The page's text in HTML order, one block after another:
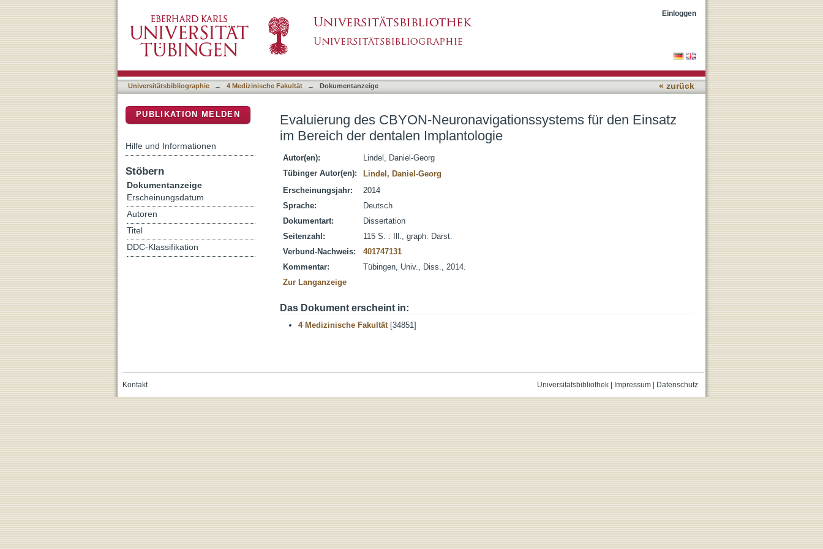
Implantologie
Einloggen
Universitätsbibliographie → 4 Medizinische Fakultät → Dokumentanzeige « zurück
Evaluierung des CBYON-Neuronavigationssystems für den Einsatz
im Bereich der dentalen Implantologie
Autor(en):
Lindel, Daniel-Georg
Tübinger Autor(en):
Lindel, Daniel-Georg
Erscheinungsjahr:
2014
Sprache:
Deutsch
Dokumentart:
Dissertation
Seitenzahl:
115 S. : Ill., graph. Darst.
Verbund-Nachweis:
401747131
Kommentar:
Tübingen, Univ., Diss., 2014.
Zur Langanzeige
Das Dokument erscheint in:
4 Medizinische Fakultät[34851]
PUBLIKATION MELDEN
Hilfe und Informationen
Stöbern
Dokumentanzeige
Erscheinungsdatum
Autoren
Titel
DDC-Klassifikation
Universitätsbibliothek| Impressum| Datenschutz
Kontakt